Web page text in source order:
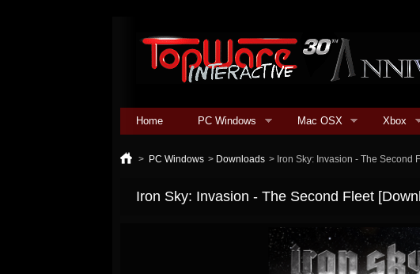
Home PC Windows Mac OSX Xbox
> PC Windows > Downloads > Iron Sky: Invasion - The Second
Iron Sky: Invasion - The Second Fleet